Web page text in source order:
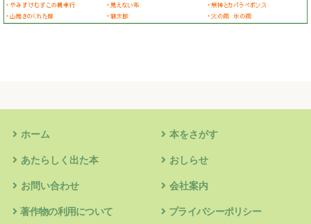
ホーム 本をさがす
あたらしく出た本 おしらせ
お問い合わせ 会社案内
著作物の利用について プライバシーポリシー